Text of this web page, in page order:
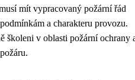
mít vypracovaný požární řád
a charakteru provozu.
školeni v oblasti požární ochrany